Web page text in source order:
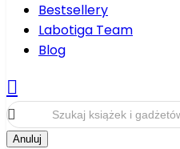
Bestsellery
Labotiga Team
Blog


Anuluj